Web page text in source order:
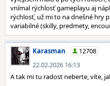
vnímal rýchlosť gameplayu aj
rýchlosť, už mi to na dnešné hry
variabilné (skilly, predmety,
Karasman
12708
22.02.2026 16:13
A tak mi tu radost neberte, víte,